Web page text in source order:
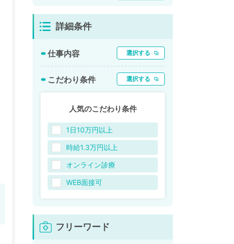
詳細条件
仕事内容 選択する
こだわり条件 選択する
人気のこだわり条件
1日10万円以上
時給1.3万円以上
オンライン診療
WEB面接可
フリーワード